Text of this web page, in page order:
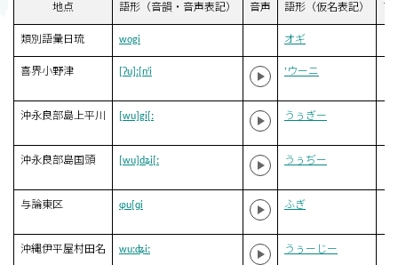
地点 語形（音韻・音声表記） 音声 語形（仮名表記）
類別語彙日琉 wogi オギ
喜界小野津 [ʔu]ː[nʲi ‘ウーニ
沖永良部島上平川 [wu]gi[ː うぅぎー
沖永良部島国頭 [wu]dʑi[ː うぅぢー
与論東区 ɸu[ɡi ふぎ
沖縄伊平屋村田名 wuːʥiː うぅーじー